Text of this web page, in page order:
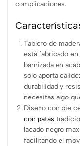
complicaciones.
Tablero de
está fabricado
barnizada en
solo aporta
durabilidad y
necesitas algo
Diseño con pie
con patas
lacado negro
facilitando el